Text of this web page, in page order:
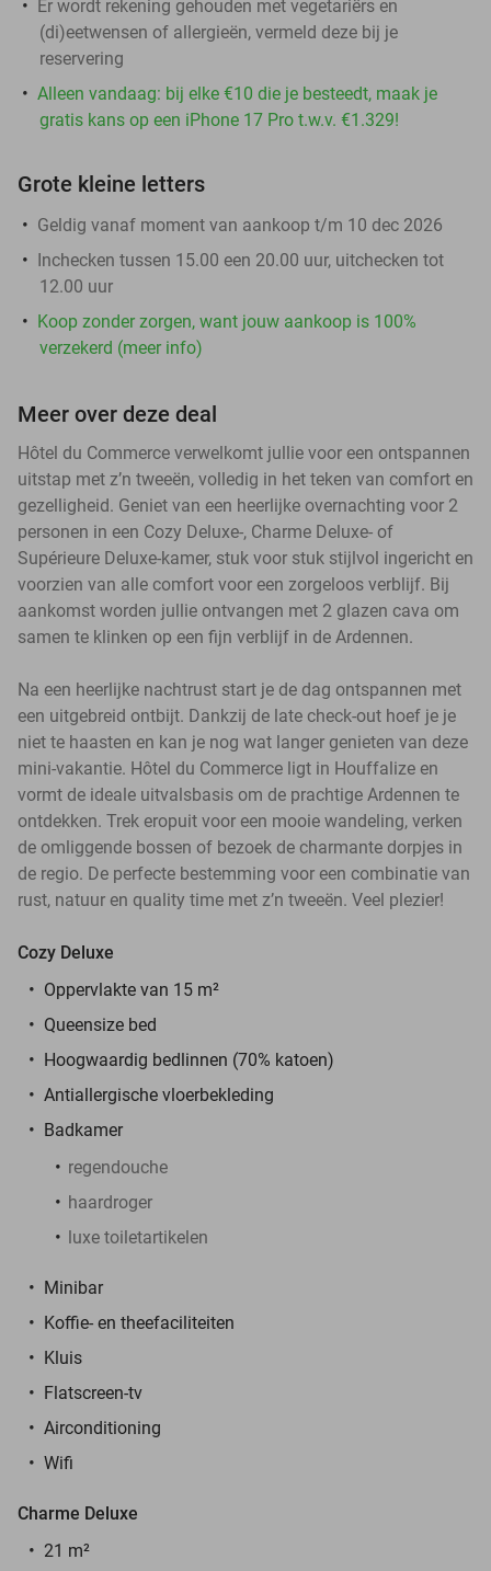
Er wordt rekening gehouden met vegetariërs en
(di)eetwensen of allergieën, vermeld deze bij je
reservering
Alleen vandaag: bij elke €10 die je besteedt, maak je
gratis kans op een iPhone 17 Pro t.w.v. €1.329!
Grote kleine letters
Geldig vanaf moment van aankoop t/m 10 dec 2026
Inchecken tussen 15.00 een 20.00 uur, uitchecken tot
12.00 uur
Koop zonder zorgen, want jouw aankoop is 100%
verzekerd (meer info)
Meer over deze deal
Hôtel du Commerce verwelkomt jullie voor een ontspannen
uitstap met z’n tweeën, volledig in het teken van comfort en
gezelligheid. Geniet van een heerlijke overnachting voor 2
personen in een Cozy Deluxe-, Charme Deluxe- of
Supérieure Deluxe-kamer, stuk voor stuk stijlvol ingericht en
voorzien van alle comfort voor een zorgeloos verblijf. Bij
aankomst worden jullie ontvangen met 2 glazen cava om
samen te klinken op een fijn verblijf in de Ardennen.
Na een heerlijke nachtrust start je de dag ontspannen met
een uitgebreid ontbijt. Dankzij de late check-out hoef je je
niet te haasten en kan je nog wat langer genieten van deze
mini-vakantie. Hôtel du Commerce ligt in Houffalize en
vormt de ideale uitvalsbasis om de prachtige Ardennen te
ontdekken. Trek eropuit voor een mooie wandeling, verken
de omliggende bossen of bezoek de charmante dorpjes in
de regio. De perfecte bestemming voor een combinatie van
rust, natuur en quality time met z’n tweeën. Veel plezier!
Cozy Deluxe
Oppervlakte van 15 m²
Queensize bed
Hoogwaardig bedlinnen (70% katoen)
Antiallergische vloerbekleding
Badkamer
regendouche
haardroger
luxe toiletartikelen
Minibar
Koffie- en theefaciliteiten
Kluis
Flatscreen-tv
Airconditioning
Wifi
Charme Deluxe
21 m²